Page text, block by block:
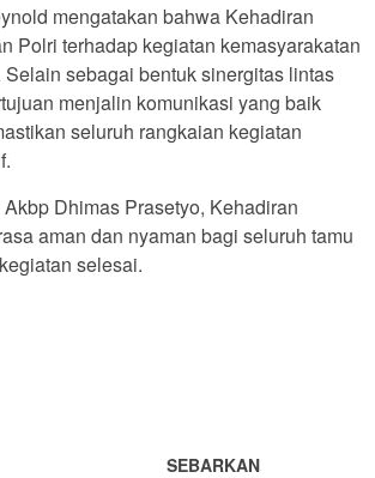
mengatakan bahwa Kehadiran
Polri terhadap kegiatan kemasyarakatan
sebagai bentuk sinergitas lintas
menjalin komunikasi yang baik
seluruh rangkaian kegiatan
Dhimas Prasetyo, Kehadiran
aman dan nyaman bagi seluruh tamu
selesai.
SEBARKAN